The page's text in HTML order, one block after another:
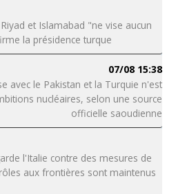
et Islamabad "ne vise aucun
la présidence turque
07/08 15:38
avec le Pakistan et la Turquie n'est
nucléaires, selon une source
officielle saoudienne
l'Italie contre des mesures de
aux frontières sont maintenus